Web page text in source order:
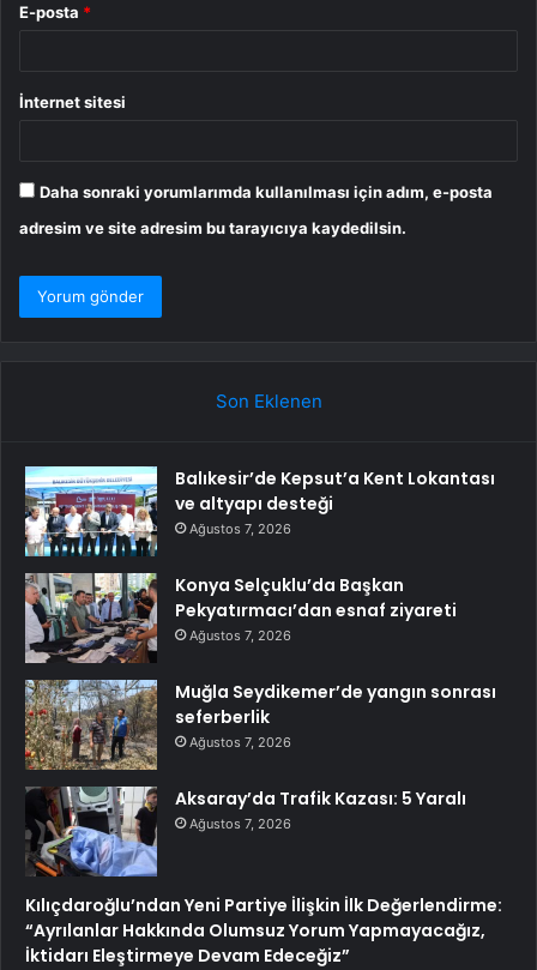
E-posta *
İnternet sitesi
Daha sonraki yorumlarımda kullanılması için adım, e-posta
adresim ve site adresim bu tarayıcıya kaydedilsin.
Son Eklenen
Balıkesir’de Kepsut’a Kent Lokantası
ve altyapı desteği
Ağustos 7, 2026
Konya Selçuklu’da Başkan
Pekyatırmacı’dan esnaf ziyareti
Ağustos 7, 2026
Muğla Seydikemer’de yangın sonrası
seferberlik
Ağustos 7, 2026
Aksaray’da Trafik Kazası: 5 Yaralı
Ağustos 7, 2026
Kılıçdaroğlu’ndan Yeni Partiye İlişkin İlk Değerlendirme:
“Ayrılanlar Hakkında Olumsuz Yorum Yapmayacağız,
İktidarı Eleştirmeye Devam Edeceğiz”